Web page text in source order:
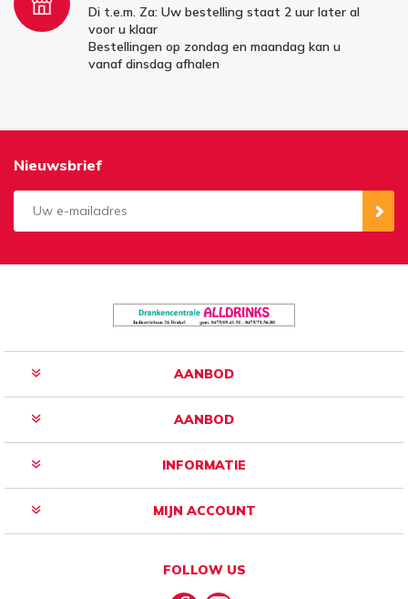
Di t.e.m. Za: Uw bestelling staat 2 uur later al
voor u klaar
Bestellingen op zondag en maandag kan u
vanaf dinsdag afhalen
Nieuwsbrief
AANBOD
AANBOD
INFORMATIE
MIJN ACCOUNT
FOLLOW US